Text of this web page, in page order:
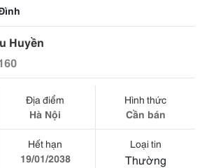
Huyền
Địa điểm
Hà Nội
Hình thức
Cần bán
Hết hạn
19/01/2038
Loại tin
Thường